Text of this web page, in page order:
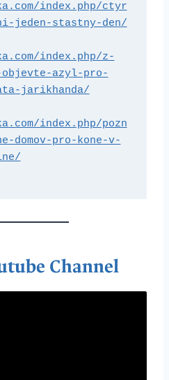
index.php/ctyr
jeden-stastny-den/
index.php/z-
objevte-azyl-pro-
jarikhanda/
index.php/pozn
domov-pro-kone-v-
Channel